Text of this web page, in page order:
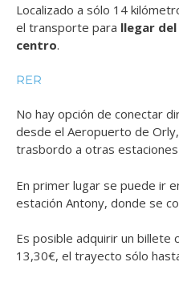
Localizado a sólo 14
el transporte para llegar
centro.
RER
No hay opción de conectar
desde el Aeropuerto de
trasbordo a otras
En primer lugar se puede ir
estación Antony, donde se
Es posible adquirir un billete
13,30€, el trayecto sólo